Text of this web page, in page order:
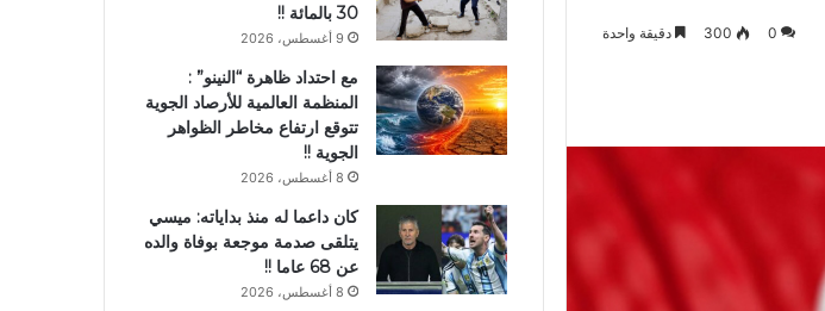
0
300 دقيقة واحدة
30 بالمائة !!
9 أغسطس، 2026
مع احتداد ظاهرة “النينو” :
المنظمة العالمية للأرصاد الجوية
تتوقع ارتفاع مخاطر الظواهر
الجوية !!
8 أغسطس، 2026
كان داعما له منذ بداياته: ميسي
يتلقى صدمة موجعة بوفاة والده
عن 68 عاما !!
8 أغسطس، 2026